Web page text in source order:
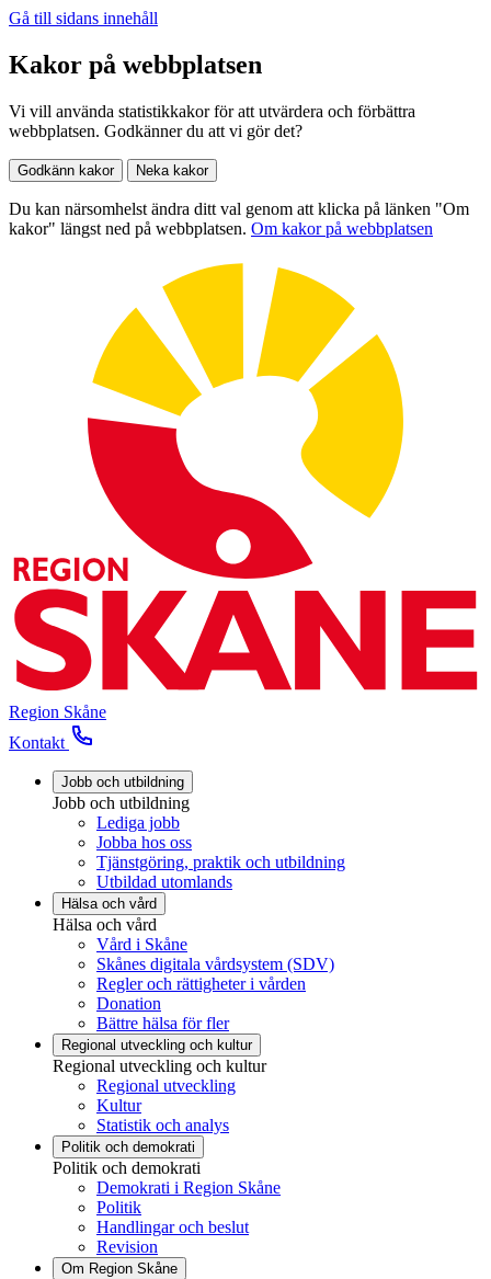
Gå till sidans innehåll
Kakor på webbplatsen
Vi vill använda statistikkakor för att utvärdera och förbättra
webbplatsen. Godkänner du att vi gör det?
Godkänn kakor Neka kakor
Du kan närsomhelst ändra ditt val genom att klicka på länken "Om
kakor" längst ned på webbplatsen. Om kakor på webbplatsen
Region Skåne
Kontakt
Jobb och utbildning
Jobb och utbildning
Lediga jobb
Jobba hos oss
Tjänstgöring, praktik och utbildning
Utbildad utomlands
Hälsa och vård
Hälsa och vård
Vård i Skåne
Skånes digitala vårdsystem (SDV)
Regler och rättigheter i vården
Donation
Bättre hälsa för fler
Regional utveckling och kultur
Regional utveckling och kultur
Regional utveckling
Kultur
Statistik och analys
Politik och demokrati
Politik och demokrati
Demokrati i Region Skåne
Politik
Handlingar och beslut
Revision
Om Region Skåne